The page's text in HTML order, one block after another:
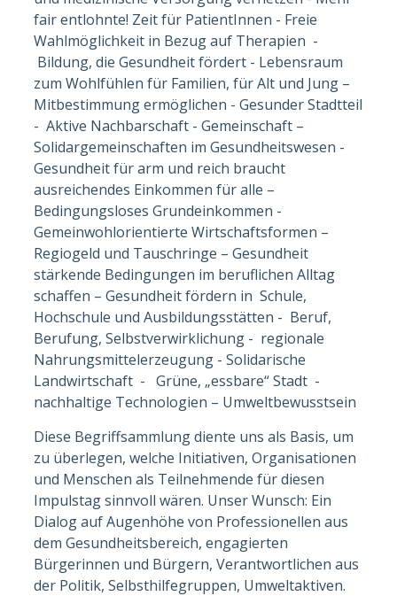
fair entlohnte! Zeit für PatientInnen - Freie
Wahlmöglichkeit in Bezug auf Therapien -
Bildung, die Gesundheit fördert - Lebensraum
zum Wohlfühlen für Familien, für Alt und Jung –
Mitbestimmung ermöglichen - Gesunder Stadtteil
- Aktive Nachbarschaft - Gemeinschaft –
Solidargemeinschaften im Gesundheitswesen -
Gesundheit für arm und reich braucht
ausreichendes Einkommen für alle –
Bedingungsloses Grundeinkommen -
Gemeinwohlorientierte Wirtschaftsformen –
Regiogeld und Tauschringe – Gesundheit
stärkende Bedingungen im beruflichen Alltag
schaffen – Gesundheit fördern in Schule,
Hochschule und Ausbildungsstätten - Beruf,
Berufung, Selbstverwirklichung - regionale
Nahrungsmittelerzeugung - Solidarische
Landwirtschaft - Grüne, „essbare“ Stadt -
nachhaltige Technologien – Umweltbewusstsein
Diese Begriffsammlung diente uns als Basis, um
zu überlegen, welche Initiativen, Organisationen
und Menschen als Teilnehmende für diesen
Impulstag sinnvoll wären. Unser Wunsch: Ein
Dialog auf Augenhöhe von Professionellen aus
dem Gesundheitsbereich, engagierten
Bürgerinnen und Bürgern, Verantwortlichen aus
der Politik, Selbsthilfegruppen, Umweltaktiven.